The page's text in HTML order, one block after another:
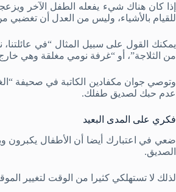
إذا كان هناك شيء يفعله الطفل الآخر
للقيام بالأشياء، وليس من العدل أن
يمكنك القول على سبيل المثال “في
من الثلاجة”، أو “غرفة نومي مغلقة وهي
عدم حبك لصديق طفلك.
فكري على المدى البعيد
ضعي في اعتبارك أيضا أن الأطفال يكبرون
الصديق.
لذلك لا تستهلكي كثيرا من الوقت لتغيير